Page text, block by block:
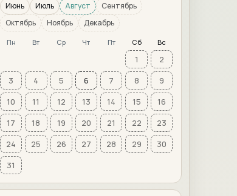
Июнь
Июль Август
Сентябрь
Октябрь
Ноябрь Декабрь
Пн Вт Ср Чт Пт Сб Вс
1
2
3
4 5 6 7 8
9
10
11 12 13 14 15
16
17
18 19 20 21 22
23
24
25 26 27 28 29
30
31